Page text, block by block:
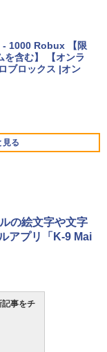
メモリ 512GB
ホワイト) FM
1000 Robux 【限
を含む】 【オンラ
ブロックス |オン
見る
キスト 第４版
AI画像生成シリー
(16GB) 7イ
調節ライト、12
広告なし、ブラッ
しい、かさばら
みやすい、6週間持
ディスプレイ電子
、16GB、広告な
の絵文字や文字
アプリ「K-9 Mai
事をチ